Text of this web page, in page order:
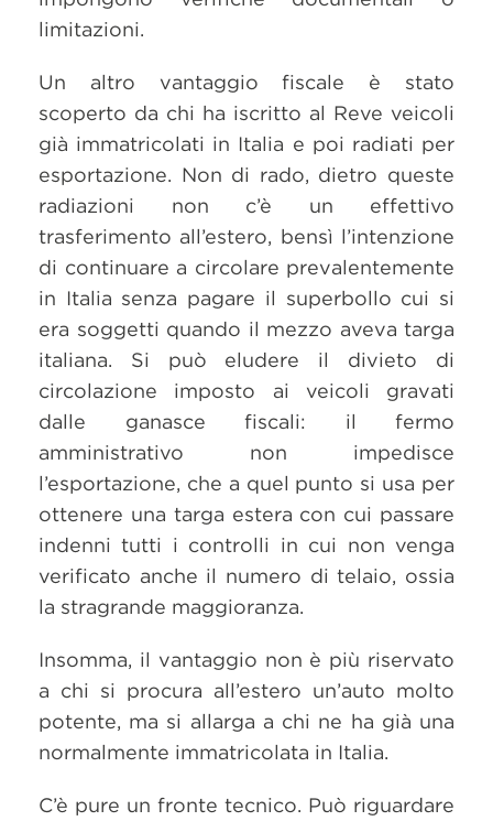
limitazioni.
Un altro vantaggio fiscale è stato
scoperto da chi ha iscritto al Reve veicoli
già immatricolati in Italia e poi radiati per
esportazione. Non di rado, dietro queste
radiazioni non c’è un effettivo
trasferimento all’estero, bensì l’intenzione
di continuare a circolare prevalentemente
in Italia senza pagare il superbollo cui si
era soggetti quando il mezzo aveva targa
italiana. Si può eludere il divieto di
circolazione imposto ai veicoli gravati
dalle ganasce fiscali: il fermo
amministrativo non impedisce
l’esportazione, che a quel punto si usa per
ottenere una targa estera con cui passare
indenni tutti i controlli in cui non venga
verificato anche il numero di telaio, ossia
la stragrande maggioranza.
Insomma, il vantaggio non è più riservato
a chi si procura all’estero un’auto molto
potente, ma si allarga a chi ne ha già una
normalmente immatricolata in Italia.
C’è pure un fronte tecnico. Può riguardare